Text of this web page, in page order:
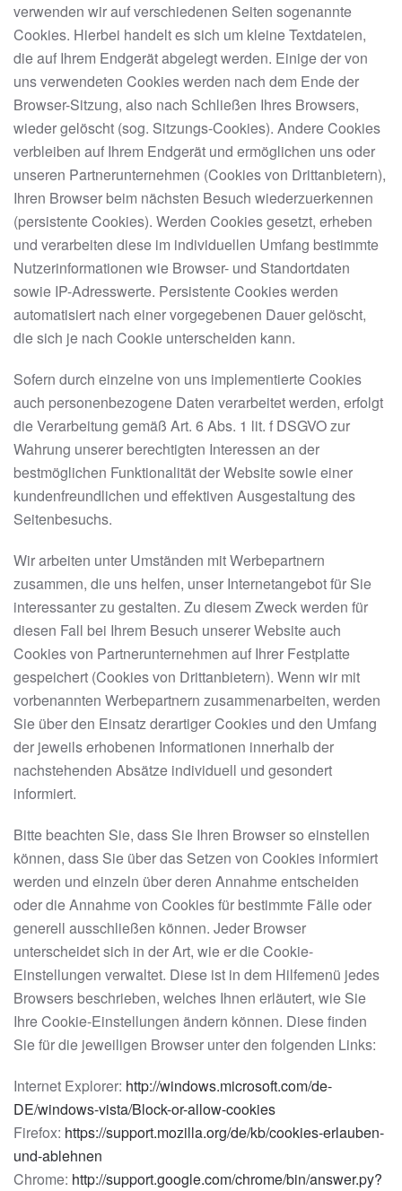
verwenden wir auf verschiedenen Seiten sogenannte
Cookies. Hierbei handelt es sich um kleine Textdateien,
die auf Ihrem Endgerät abgelegt werden. Einige der von
uns verwendeten Cookies werden nach dem Ende der
Browser-Sitzung, also nach Schließen Ihres Browsers,
wieder gelöscht (sog. Sitzungs-Cookies). Andere Cookies
verbleiben auf Ihrem Endgerät und ermöglichen uns oder
unseren Partnerunternehmen (Cookies von Drittanbietern),
Ihren Browser beim nächsten Besuch wiederzuerkennen
(persistente Cookies). Werden Cookies gesetzt, erheben
und verarbeiten diese im individuellen Umfang bestimmte
Nutzerinformationen wie Browser- und Standortdaten
sowie IP-Adresswerte. Persistente Cookies werden
automatisiert nach einer vorgegebenen Dauer gelöscht,
die sich je nach Cookie unterscheiden kann.
Sofern durch einzelne von uns implementierte Cookies
auch personenbezogene Daten verarbeitet werden, erfolgt
die Verarbeitung gemäß Art. 6 Abs. 1 lit. f DSGVO zur
Wahrung unserer berechtigten Interessen an der
bestmöglichen Funktionalität der Website sowie einer
kundenfreundlichen und effektiven Ausgestaltung des
Seitenbesuchs.
Wir arbeiten unter Umständen mit Werbepartnern
zusammen, die uns helfen, unser Internetangebot für Sie
interessanter zu gestalten. Zu diesem Zweck werden für
diesen Fall bei Ihrem Besuch unserer Website auch
Cookies von Partnerunternehmen auf Ihrer Festplatte
gespeichert (Cookies von Drittanbietern). Wenn wir mit
vorbenannten Werbepartnern zusammenarbeiten, werden
Sie über den Einsatz derartiger Cookies und den Umfang
der jeweils erhobenen Informationen innerhalb der
nachstehenden Absätze individuell und gesondert
informiert.
Bitte beachten Sie, dass Sie Ihren Browser so einstellen
können, dass Sie über das Setzen von Cookies informiert
werden und einzeln über deren Annahme entscheiden
oder die Annahme von Cookies für bestimmte Fälle oder
generell ausschließen können. Jeder Browser
unterscheidet sich in der Art, wie er die Cookie-
Einstellungen verwaltet. Diese ist in dem Hilfemenü jedes
Browsers beschrieben, welches Ihnen erläutert, wie Sie
Ihre Cookie-Einstellungen ändern können. Diese finden
Sie für die jeweiligen Browser unter den folgenden Links:
Internet Explorer: http://windows.microsoft.com/de-
DE/windows-vista/Block-or-allow-cookies
Firefox: https://support.mozilla.org/de/kb/cookies-erlauben-
und-ablehnen
Chrome: http://support.google.com/chrome/bin/answer.py?